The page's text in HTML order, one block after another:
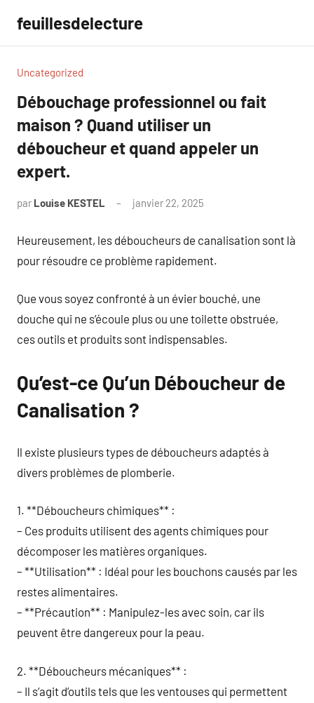
contenu
feuillesdelecture
Uncategorized
Débouchage professionnel ou fait
maison ? Quand utiliser un
déboucheur et quand appeler un
expert.
par Louise KESTEL janvier 22, 2025
Heureusement, les déboucheurs de canalisation sont là
pour résoudre ce problème rapidement.
Que vous soyez confronté à un évier bouché, une
douche qui ne s’écoule plus ou une toilette obstruée,
ces outils et produits sont indispensables.
Qu’est-ce Qu’un Déboucheur de
Canalisation ?
Il existe plusieurs types de déboucheurs adaptés à
divers problèmes de plomberie.
1. **Déboucheurs chimiques** :
– Ces produits utilisent des agents chimiques pour
décomposer les matières organiques.
– **Utilisation** : Idéal pour les bouchons causés par les
restes alimentaires.
– **Précaution** : Manipulez-les avec soin, car ils
peuvent être dangereux pour la peau.
2. **Déboucheurs mécaniques** :
– Il s’agit d’outils tels que les ventouses qui permettent